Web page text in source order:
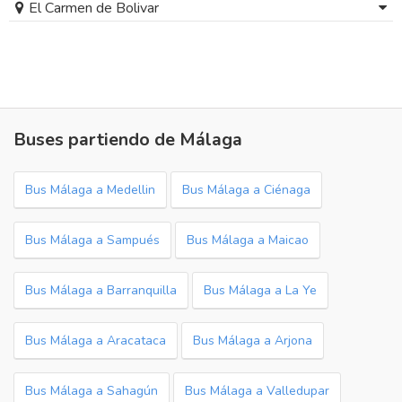
El Carmen de Bolivar
Buses partiendo de Málaga
Bus Málaga a Medellin Bus Málaga a Ciénaga
Bus Málaga a Sampués Bus Málaga a Maicao
Bus Málaga a Barranquilla Bus Málaga a La Ye
Bus Málaga a Aracataca Bus Málaga a Arjona
Bus Málaga a Sahagún Bus Málaga a Valledupar